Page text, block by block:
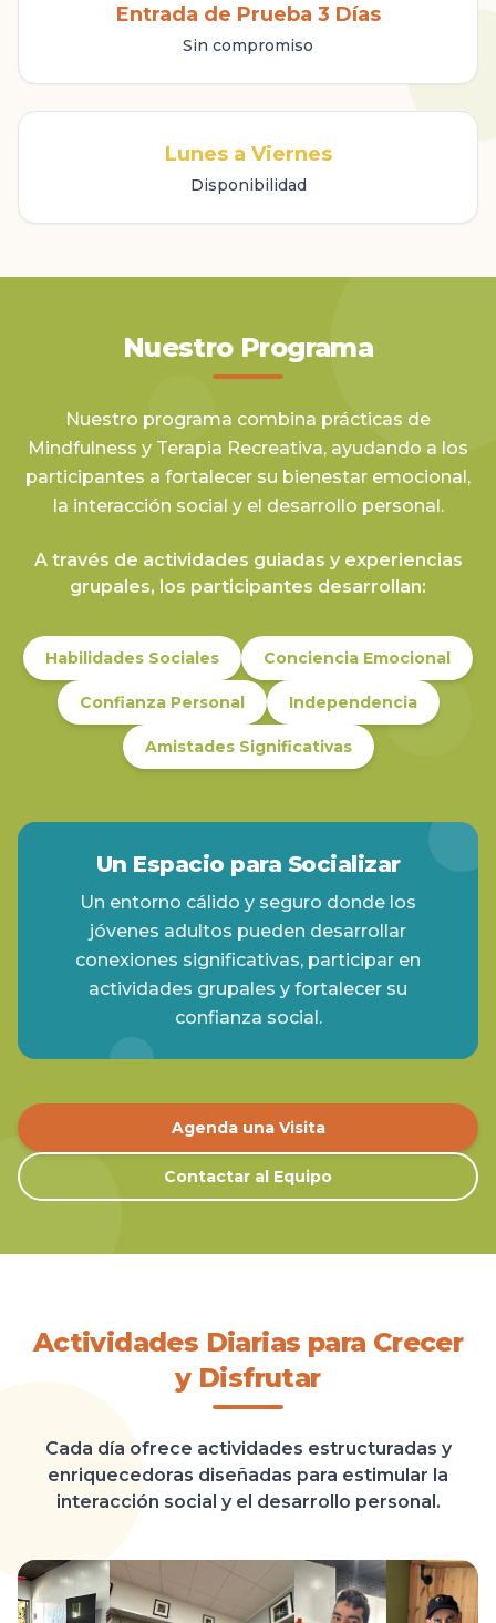
Entrada de Prueba 3 Días
Sin compromiso
Lunes a Viernes
Disponibilidad
Nuestro Programa
Nuestro programa combina prácticas de
Mindfulness y Terapia Recreativa, ayudando a los
participantes a fortalecer su bienestar emocional,
la interacción social y el desarrollo personal.
A través de actividades guiadas y experiencias
grupales, los participantes desarrollan:
Habilidades Sociales Conciencia Emocional
Confianza Personal Independencia
Amistades Significativas
Un Espacio para Socializar
Un entorno cálido y seguro donde los
jóvenes adultos pueden desarrollar
conexiones significativas, participar en
actividades grupales y fortalecer su
confianza social.
Agenda una Visita
Contactar al Equipo
Actividades Diarias para Crecer
y Disfrutar
Cada día ofrece actividades estructuradas y
enriquecedoras diseñadas para estimular la
interacción social y el desarrollo personal.